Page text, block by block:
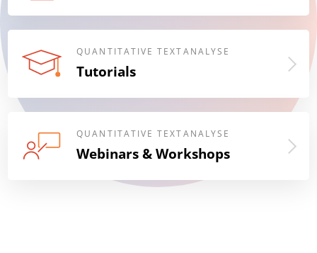
QUANTITATIVE TEXTANALYSE
Tutorials
QUANTITATIVE TEXTANALYSE
Webinars & Workshops